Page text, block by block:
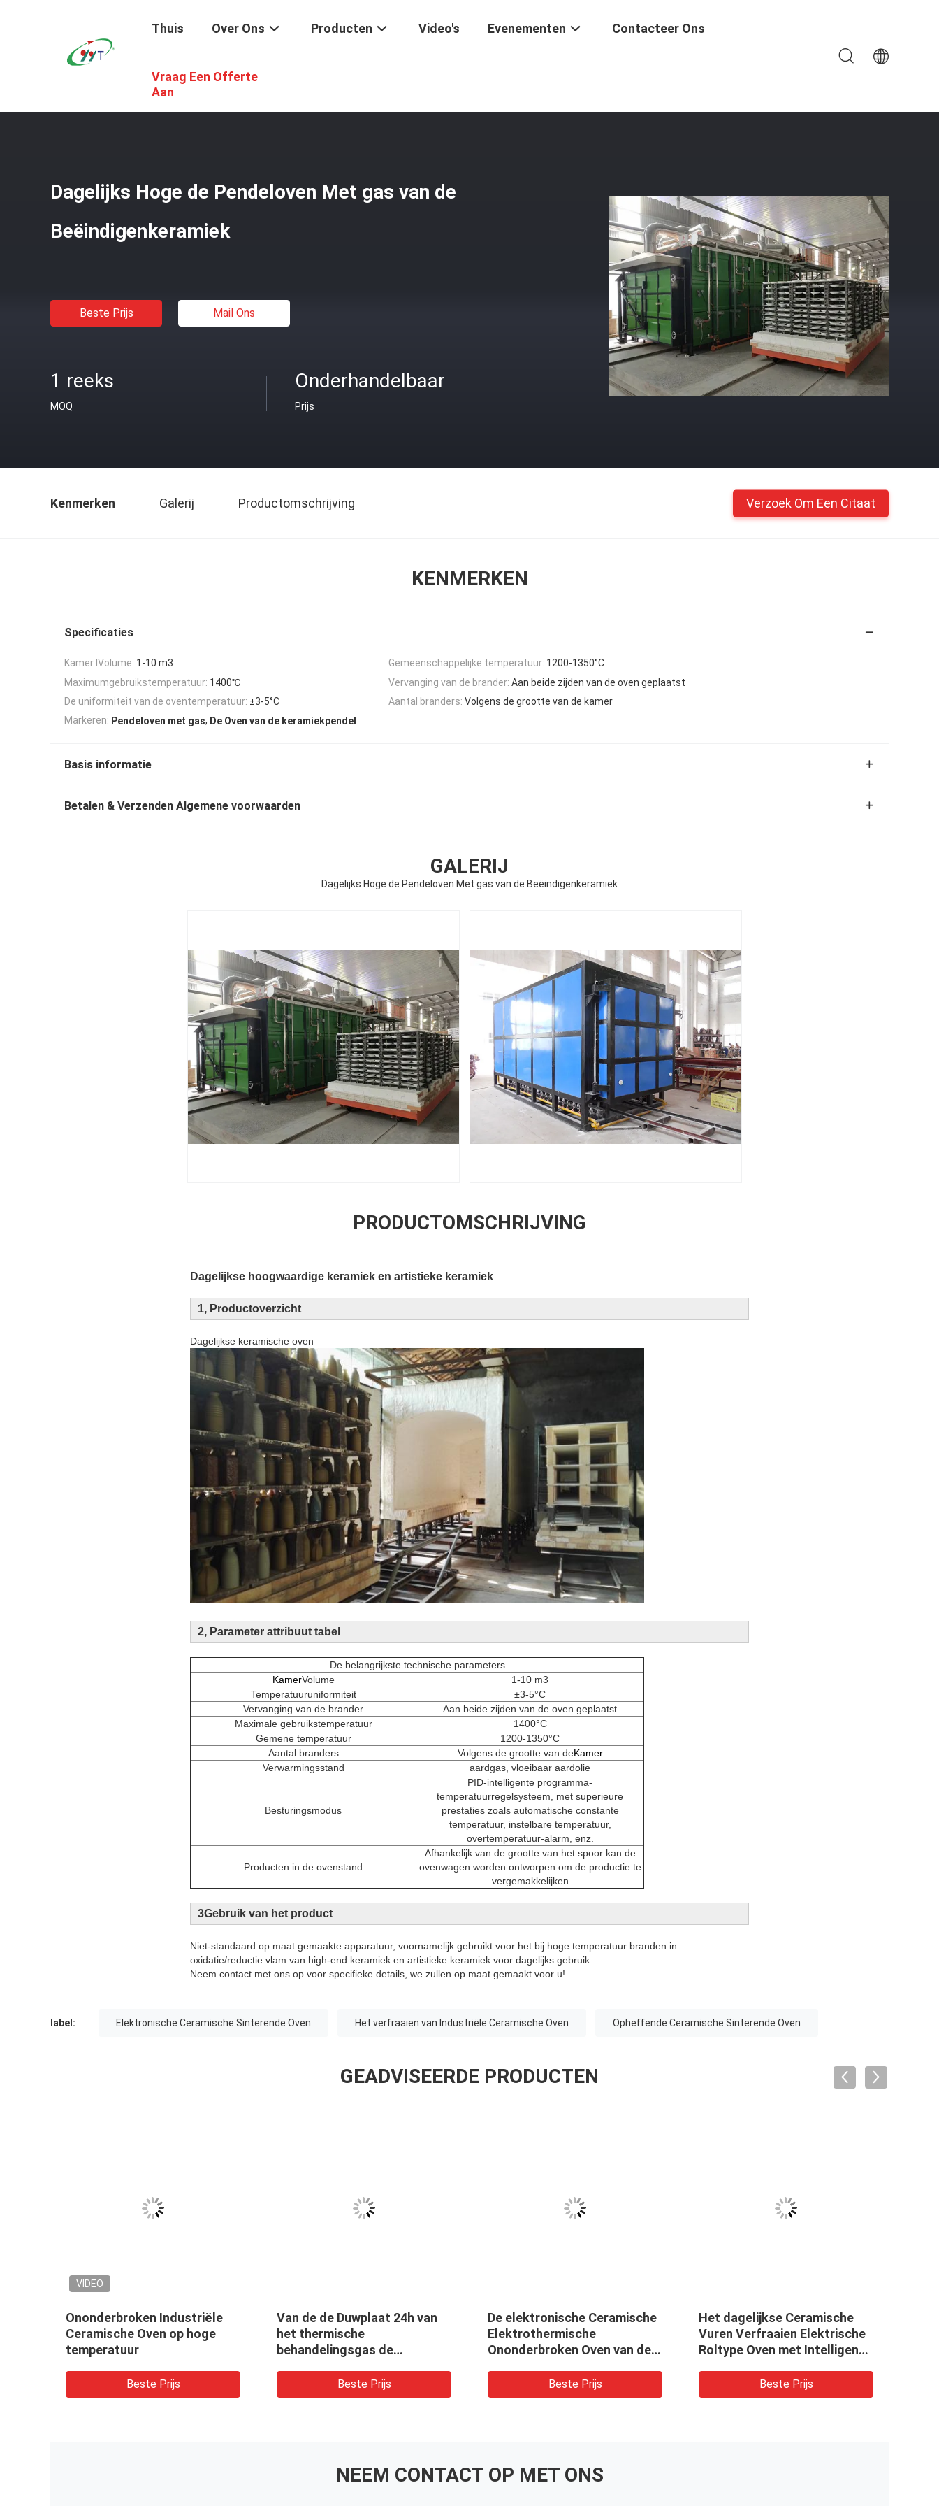
Thuis Over Ons Producten Video's Evenementen Contacteer Ons
Vraag Een Offerte
Aan
Industriële Ceramische Oven
Dagelijks Hoge de Pendeloven Met gas van de
Beëindigenkeramiek
Beste Prijs Mail Ons
1 reeks
MOQ
Onderhandelbaar
Prijs
Kenmerken Galerij Productomschrijving Verzoek Om Een Citaat
KENMERKEN
Specificaties
Kamer lVolume: 1-10 m3 Gemeenschappelijke temperatuur: 1200-1350°C
Maximumgebruikstemperatuur: 1400℃ Vervanging van de brander: Aan beide zijden van de oven geplaatst
De uniformiteit van de oventemperatuur: ±3-5°C Aantal branders: Volgens de grootte van de kamer
Markeren: Pendeloven met gas, De Oven van de keramiekpendel
Basis informatie
Betalen & Verzenden Algemene voorwaarden
GALERIJ
Dagelijks Hoge de Pendeloven Met gas van de Beëindigenkeramiek
PRODUCTOMSCHRIJVING
Dagelijkse hoogwaardige keramiek en artistieke keramiek
1, Productoverzicht
Dagelijkse keramische oven
2, Parameter attribuut tabel
De belangrijkste technische parameters
KamerVolume
1-10 m3
Temperatuuruniformiteit
±3-5°C
Vervanging van de brander
Aan beide zijden van de oven geplaatst
Maximale gebruikstemperatuur
1400°C
Gemene temperatuur
1200-1350°C
Aantal branders
Volgens de grootte van deKamer
Verwarmingsstand
aardgas, vloeibaar aardolie
Besturingsmodus
PID-intelligente programma-
temperatuurregelsysteem, met superieure
prestaties zoals automatische constante
temperatuur, instelbare temperatuur,
overtemperatuur-alarm, enz.
Producten in de ovenstand
Afhankelijk van de grootte van het spoor kan de
ovenwagen worden ontworpen om de productie te
vergemakkelijken
3Gebruik van het product
Niet-standaard op maat gemaakte apparatuur, voornamelijk gebruikt voor het bij hoge temperatuur branden in
oxidatie/reductie vlam van high-end keramiek en artistieke keramiek voor dagelijks gebruik.
Neem contact met ons op voor specifieke details, we zullen op maat gemaakt voor u!
label: Elektronische Ceramische Sinterende Oven Het verfraaien van Industriële Ceramische Oven Opheffende Ceramische Sinterende Oven
GEADVISEERDE PRODUCTEN
VIDEO
Ononderbroken Industriële
Ceramische Oven op hoge
temperatuur
Beste Prijs
Van de de Duwplaat 24h van
het thermische
behandelingsgas de
Beste Prijs
De elektronische Ceramische
Elektrothermische
Ononderbroken Oven van de
Beste Prijs
Het dagelijkse Ceramische
Vuren Verfraaien Elektrische
Roltype Oven met Intelligente
Beste Prijs
NEEM CONTACT OP MET ONS